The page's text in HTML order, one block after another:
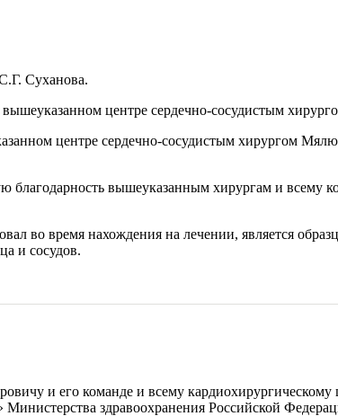
Суханова.
центре сердечно-сосудистым
центре сердечно-сосудистым хирургом
вышеуказанным хирургам и всему
во время нахождения на лечении, является
и сосудов.
и его команде и всему
здравоохранения Российской